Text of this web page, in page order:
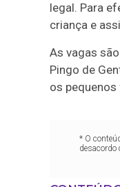
legal. Para
criança e
As vagas
Pingo de
os
* O
desacordo